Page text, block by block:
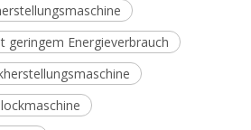
geringem Energieverbrauch